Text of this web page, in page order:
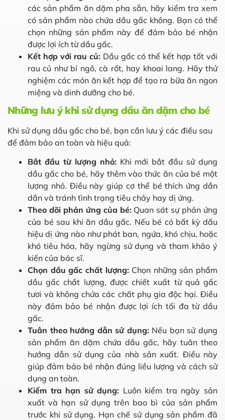
các sản phẩm ăn dặm pha sẵn, hãy kiểm tra xem
có sản phẩm nào chứa dầu gấc không. Bạn có thể
chọn những sản phẩm này để đảm bảo bé nhận
được lợi ích từ dầu gấc.
Kết hợp với rau củ:Dầu gấc có thể kết hợp tốt với
rau củ như bí ngô, cà rốt, hay khoai lang. Hãy thử
nghiệm các món ăn kết hợp để tạo ra bữa ăn ngon
miệng và dinh dưỡng cho bé.
Những lưu ý khi sử dụng dầu ăn dặm cho bé
Khi sử dụng dầu gấc cho bé, bạn cần lưu ý các điều sau
để đảm bảo an toàn và hiệu quả:
Bắt đầu từ lượng nhỏ:Khi mới bắt đầu sử dụng
dầu gấc cho bé, hãy thêm vào thức ăn của bé một
lượng nhỏ. Điều này giúp cơ thể bé thích ứng dần
dần và tránh tình trạng tiêu chảy hay dị ứng.
Theo dõi phản ứng của bé: Quan sát sự phản ứng
của bé sau khi ăn dầu gấc. Nếu bé có bất kỳ dấu
hiệu dị ứng nào như phát ban, ngứa, khó chịu, hoặc
khó tiêu hóa, hãy ngừng sử dụng và tham khảo ý
kiến của bác sĩ.
Chọn dầu gấc chất lượng: Chọn những sản phẩm
dầu gấc chất lượng, được chiết xuất từ quả gấc
tươi và không chứa các chất phụ gia độc hại. Điều
này đảm bảo bé nhận được lợi ích tối đa từ dầu
gấc.
Tuân theo hướng dẫn sử dụng: Nếu bạn sử dụng
sản phẩm ăn dặm chứa dầu gấc, hãy tuân theo
hướng dẫn sử dụng của nhà sản xuất. Điều này
giúp đảm bảo bé nhận đúng liều lượng và cách sử
dụng an toàn.
Kiểm tra hạn sử dụng: Luôn kiểm tra ngày sản
xuất và hạn sử dụng trên bao bì của sản phẩm
trước khi sử dụng. Hạn chế sử dụng sản phẩm đã